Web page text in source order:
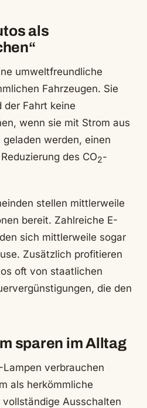
als
umweltfreundliche
Fahrzeugen. Sie
der Fahrt keine
wenn sie mit Strom aus
werden, einen
des CO2-
stellen mittlerweile
bereit. Zahlreiche E-
sich mittlerweile sogar
Zusätzlich profitieren
oft von staatlichen
die den
sparen im Alltag
Lampen verbrauchen
als herkömmliche
Ausschalten